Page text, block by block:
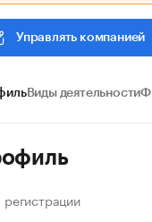
Управлять компанией
Виды деятельности
регистрации